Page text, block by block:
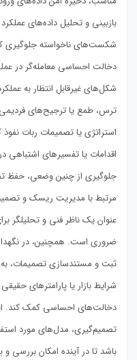
بازبینی و تحلیل داده‌های
شکست‌های ناخواسته جلوگیری
دخالت احساسی معامله‌گر در
شکل‌های غیرقابل انتظار به
ترس، طمع یا ترجیح‌های
استراتژی یا تصمیمات ربات
اقدامات یا تفسیرهای اشتباهی
جلوگیری از چنین وضعی، حفظ
مرتبط با مدیریت ریسک و
عنوان یک ناظر فنی و تحلیلگر
ضروری است. همچنین، در
ثبت و مستندسازی تصمیمات، به
شرایط بازار یا پارامترهای
دخالت‌های احساسی کمک کند.
تصمیم‌گیری، مدل‌های مورد
باشد تا در آینده امکان بررسی